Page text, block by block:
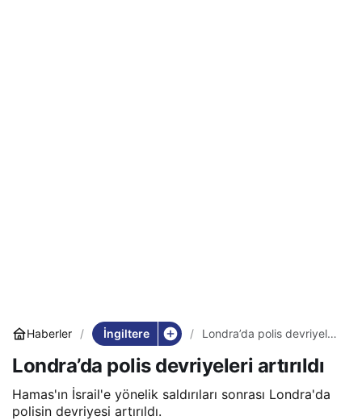
Haberler İngiltere
Londra’da polis devriyeleri
Londra’da polis devriyeleri artırıldı
Hamas'ın İsrail'e yönelik saldırıları sonrası Londra'da
polisin devriyesi artırıldı.